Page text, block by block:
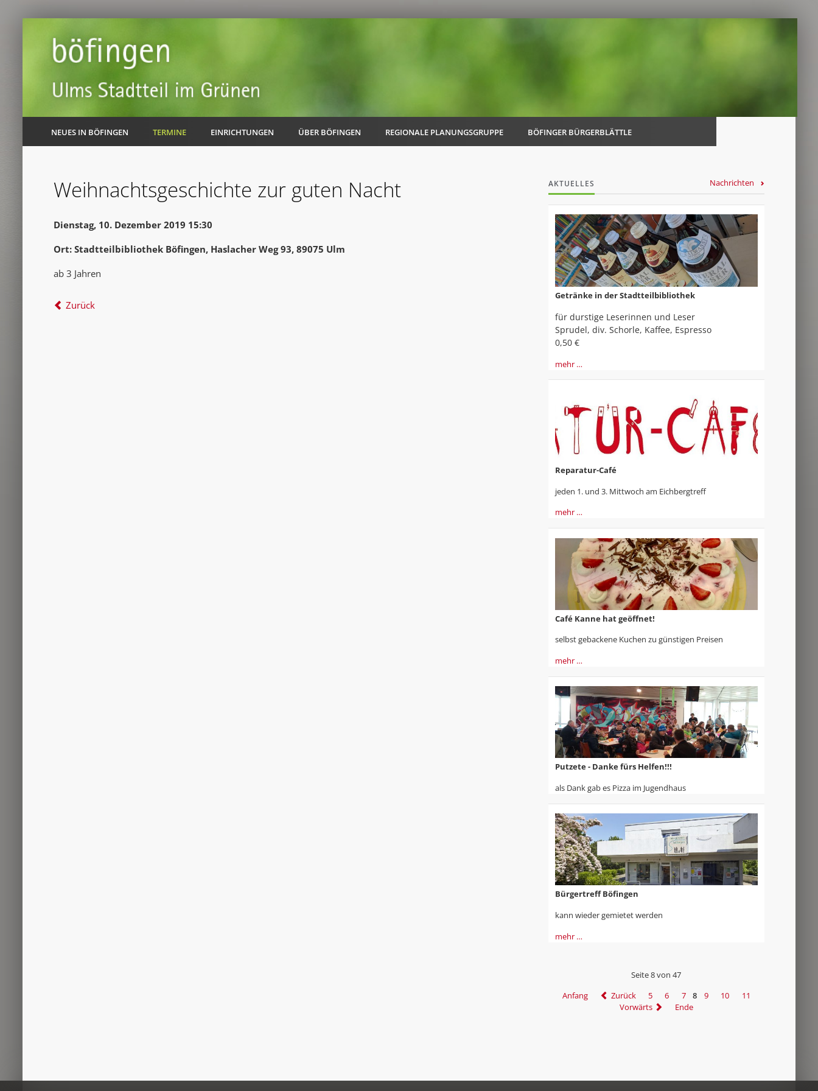
NEUES IN BÖFINGEN TERMINE EINRICHTUNGEN ÜBER BÖFINGEN REGIONALE PLANUNGSGRUPPE BÖFINGER BÜRGERBLÄTTLE
Weihnachtsgeschichte zur guten Nacht
Dienstag, 10. Dezember 2019 15:30
Ort: Stadtteilbibliothek Böfingen, Haslacher Weg 93, 89075 Ulm
ab 3 Jahren
Zurück
AKTUELLES Nachrichten
Getränke in der Stadtteilbibliothek
für durstige Leserinnen und Leser
Sprudel, div. Schorle, Kaffee, Espresso
0,50 €
mehr …
Reparatur-Café
jeden 1. und 3. Mittwoch am Eichbergtreff
mehr …
Café Kanne hat geöffnet!
selbst gebackene Kuchen zu günstigen Preisen
mehr …
Putzete - Danke fürs Helfen!!!
als Dank gab es Pizza im Jugendhaus
Bürgertreff Böfingen
kann wieder gemietet werden
mehr …
Seite 8 von 47
Anfang
Zurück 5 6 7 8 9 10
11
Vorwärts
Ende